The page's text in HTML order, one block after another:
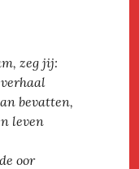
zeg jij:
bevatten,
leven
oor